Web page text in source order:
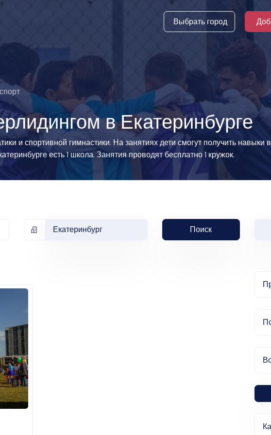
виды
спорт
спорта
Выбрать город
в Екатеринбурге
и спортивной гимнастики. На занятиях дети смогут получить навыки
есть 1 школа. Занятия проводят бесплатно 1 кружок.
Екатеринбург Поиск